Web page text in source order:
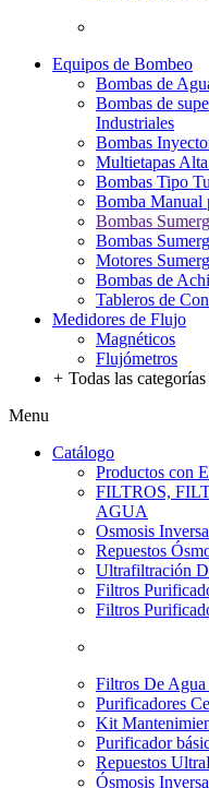
Equipos de Bombeo
Bombas de
Bombas de
Industriales
Bombas
Multietapas
Bombas Tipo
Bomba Manual
Bombas
Bombas
Motores
Bombas de
Tableros de
Medidores de Flujo
Magnéticos
Flujómetros
+ Todas las categorías
Menu
Catálogo
Productos con
FILTROS,
AGUA
Osmosis
Repuestos
Ultrafiltración
Filtros
Filtros
Filtros De
Purificadores
Kit
Purificador
Repuestos
Ósmosis